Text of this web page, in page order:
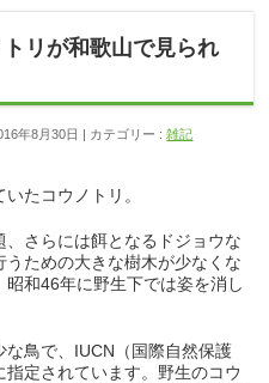
リが和歌山で見られ
年8月30日 カテゴリー :雑記
たコウノトリ。
さらには餌となるドジョウな
ための大きな樹木が少なくな
和46年に野生下では姿を消し
鳥で、IUCN（国際自然保護
定されています。野生のコウ